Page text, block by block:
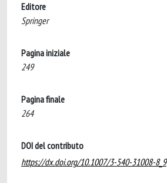
Editore
Springer
Pagina iniziale
249
Pagina finale
264
DOI del contributo
https://dx.doi.org/10.1007/3-540-31008-8_9